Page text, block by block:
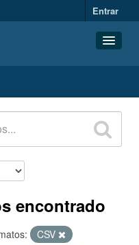
Entrar
encontrado
CSV